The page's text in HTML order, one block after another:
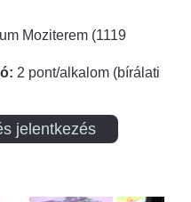
Moziterem (1119
2 pont/alkalom (bírálati
jelentkezés